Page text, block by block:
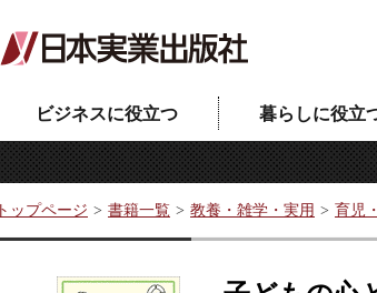
ビジネスに役立つ 暮らしに役立
トップページ 書籍一覧 教養・雑学・実用 育児